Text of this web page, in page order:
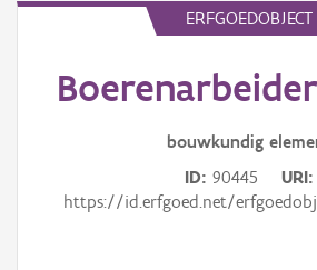
Erfgoedobject
ERFGOEDOBJECT
bouwkundig
ID 90445
URI
https://id.erfgoed.net/